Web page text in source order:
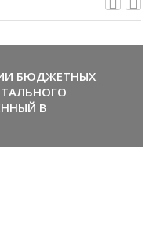
БЮДЖЕТНЫХ
В